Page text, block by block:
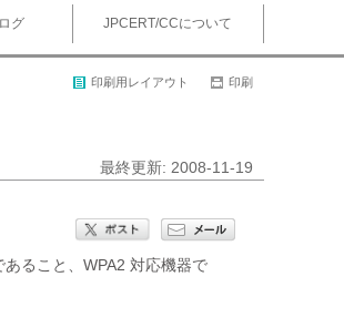
グ JPCERT/CCについて
印刷用レイアウト 印刷
最終更新: 2008-11-19
ること、WPA2 対応機器で